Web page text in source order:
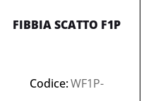
FIBBIA SCATTO F1P
Codice:WF1P-